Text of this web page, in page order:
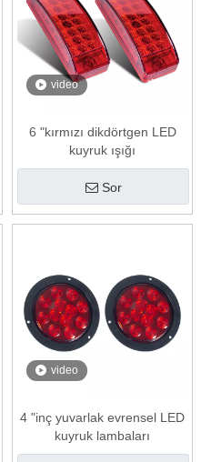
video
6 "kırmızı dikdörtgen LED
kuyruk ışığı
Sor
video
4 "inç yuvarlak evrensel LED
kuyruk lambaları